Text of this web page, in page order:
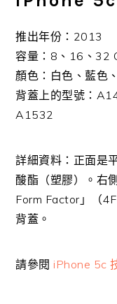
推出年份：2013
容量：8、16、32
顏色：白色、藍色
背蓋上的型號：
A1532
詳細資料：正面是
酸酯（塑膠）。右
Form Factor」（
背蓋。
請參閱 iPhone 5c